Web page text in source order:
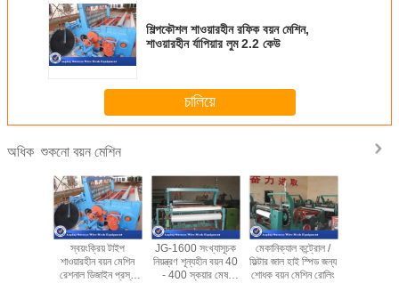
শিল্পকৌশল শাওয়ারহীন রফিক বয়ন মেশিন,
শাওয়ারহীন র্যাপিয়ার লুম 2.2 কেউ
চালিয়ে
অধিক শুকনো বয়ন মেশিন
স্বয়ংক্রিয় টাইপ
শাওয়ারহীন বয়ন মেশিন
রেশনাল ডিজাইন প্রস্থ
JG-1600 সংখ্যাসূচক
নিয়ন্ত্রণ শূন্যহীন বয়ন 40
- 400 স্কয়ার মেষ
মেকানিক্যাল কন্ট্রোল /
ফিল্টার জাল হাই স্পিড জন্য
শোধক বয়ন মেশিন রোলিং